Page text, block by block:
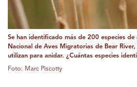
Se han identificado más de 200 especies de
Nacional de Aves Migratorias de Bear
utilizan para anidar. ¿Cuántas especies
Foto: Marc Piscotty